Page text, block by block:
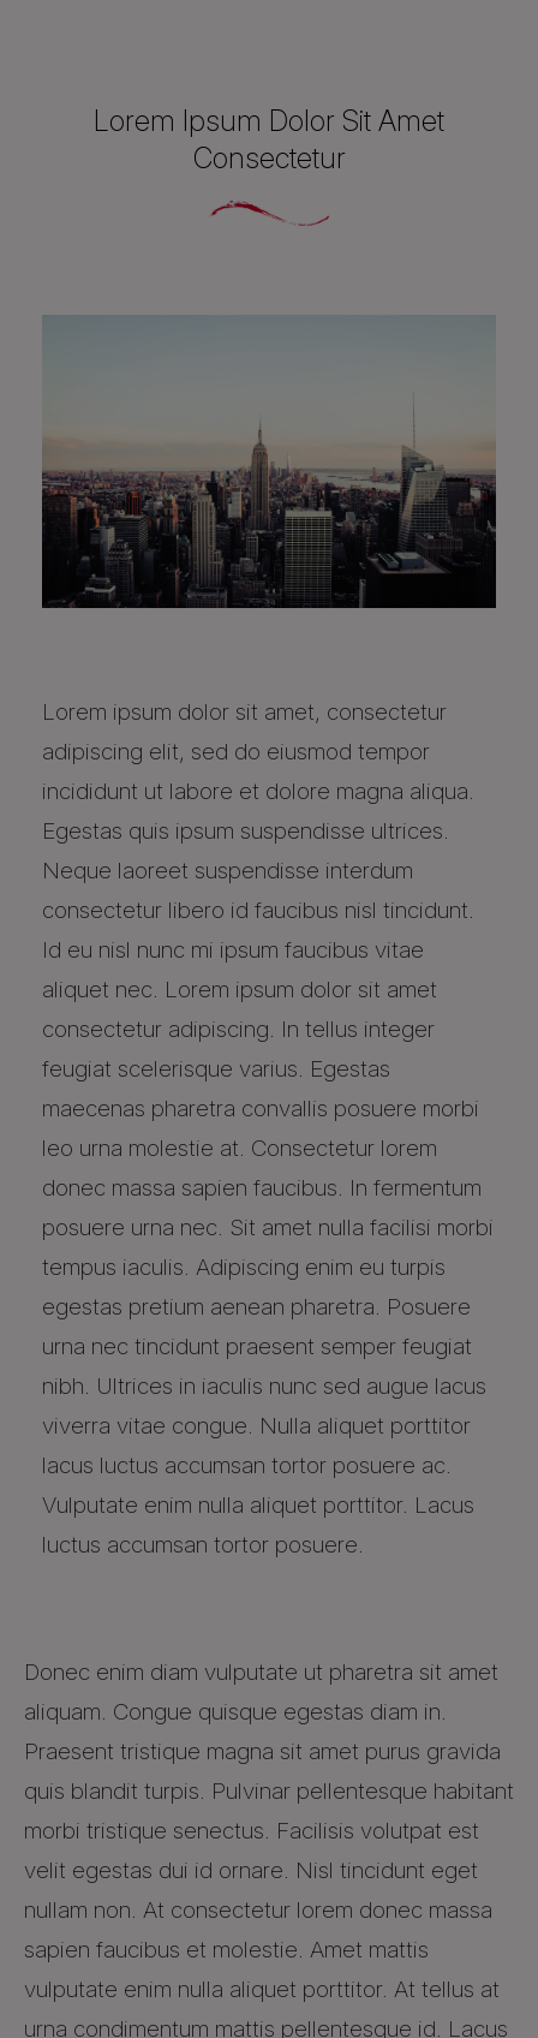
Lorem Ipsum Dolor Sit Amet
Consectetur
Lorem ipsum dolor sit amet, consectetur
adipiscing elit, sed do eiusmod tempor
incididunt ut labore et dolore magna aliqua.
Egestas quis ipsum suspendisse ultrices.
Neque laoreet suspendisse interdum
consectetur libero id faucibus nisl tincidunt.
Id eu nisl nunc mi ipsum faucibus vitae
aliquet nec. Lorem ipsum dolor sit amet
consectetur adipiscing. In tellus integer
feugiat scelerisque varius. Egestas
maecenas pharetra convallis posuere morbi
leo urna molestie at. Consectetur lorem
donec massa sapien faucibus. In fermentum
posuere urna nec. Sit amet nulla facilisi morbi
tempus iaculis. Adipiscing enim eu turpis
egestas pretium aenean pharetra. Posuere
urna nec tincidunt praesent semper feugiat
nibh. Ultrices in iaculis nunc sed augue lacus
viverra vitae congue. Nulla aliquet porttitor
lacus luctus accumsan tortor posuere ac.
Vulputate enim nulla aliquet porttitor. Lacus
luctus accumsan tortor posuere.
Donec enim diam vulputate ut pharetra sit amet
aliquam. Congue quisque egestas diam in.
Praesent tristique magna sit amet purus gravida
quis blandit turpis. Pulvinar pellentesque habitant
morbi tristique senectus. Facilisis volutpat est
velit egestas dui id ornare. Nisl tincidunt eget
nullam non. At consectetur lorem donec massa
sapien faucibus et molestie. Amet mattis
vulputate enim nulla aliquet porttitor. At tellus at
urna condimentum mattis pellentesque id. Lacus